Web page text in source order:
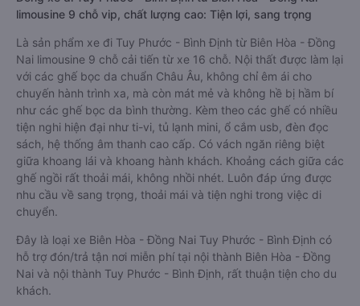
limousine 9 chỗ vip, chất lượng cao: Tiện lợi, sang trọng
Là sản phẩm xe đi Tuy Phước - Bình Định từ Biên Hòa - Đồng
Nai limousine 9 chỗ cải tiến từ xe 16 chỗ. Nội thất được làm lại
với các ghế bọc da chuẩn Châu Âu, không chỉ êm ái cho
chuyến hành trình xa, mà còn mát mẻ và không hề bị hầm bí
như các ghế bọc da bình thường. Kèm theo các ghế có nhiều
tiện nghi hiện đại như ti-vi, tủ lạnh mini, ổ cắm usb, đèn đọc
sách, hệ thống âm thanh cao cấp. Có vách ngăn riêng biệt
giữa khoang lái và khoang hành khách. Khoảng cách giữa các
ghế ngồi rất thoải mái, không nhồi nhét. Luôn đáp ứng được
nhu cầu về sang trọng, thoải mái và tiện nghi trong việc di
chuyển.
Đây là loại xe Biên Hòa - Đồng Nai Tuy Phước - Bình Định có
hỗ trợ đón/trả tận nơi miễn phí tại nội thành Biên Hòa - Đồng
Nai và nội thành Tuy Phước - Bình Định, rất thuận tiện cho du
khách.